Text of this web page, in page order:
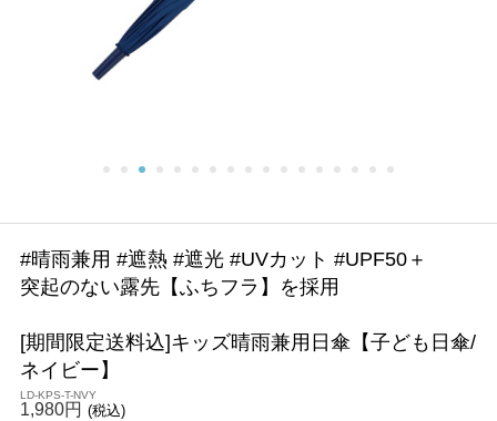
#晴雨兼用 #遮熱 #遮光 #UVカット #UPF50＋
突起のない露先【ふちフラ】を採用
[期間限定送料込]キッズ晴雨兼用日傘【子ども日傘/
ネイビー】
LD-KPS-T-NVY
1,980円 (税込)